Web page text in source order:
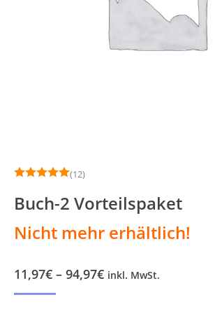
(12)
Buch-2 Vorteilspaket
Nicht mehr erhältlich!
11,97€ – 94,97€Preisspanne:
inkl. MwSt.